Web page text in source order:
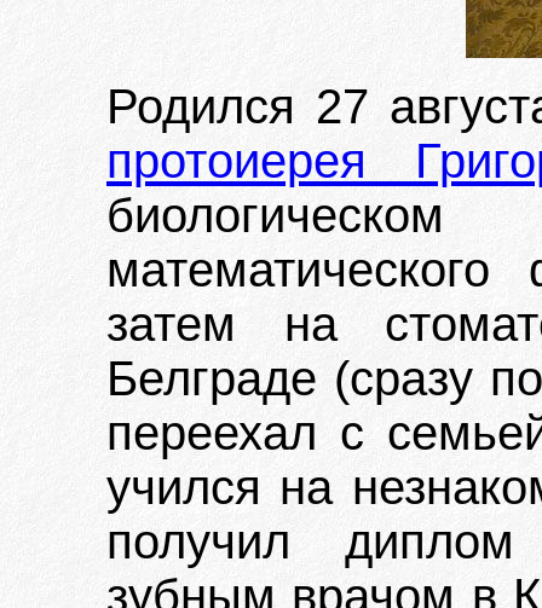
Родился 27
протоиерея
биологическом
затем на
Белграде (сразу
переехал с
учился на
получил
зубным врачом в